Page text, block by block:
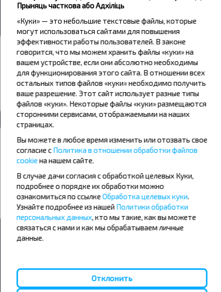
Старые Дороги → Стар Дороги
Аўтавакзалы і прыпынкі
Стар Дороги АГ
Стар Дороги АГ-1
Стар Дороги АГ-2
Усе аўтавакзалы Стар Дороги
Жадаеце падарожнічаць танней?
Не прапусці спецыяльныя акцыі, зніжкі і іншыя цікавыя
прапановы INFOBUS. Падпішыся на атрыманне навін і
Падпісацц
Папулярныя аўтобусныя
напрамкі
Прыняць часткова або Адхіліць
«Куки» — это небольшие текстовые файлы, которые
могут использоваться сайтами для повышения
эффективности работы пользователей. В законе
говорится, что мы можем хранить файлы «куки» на
вашем устройстве, если они абсолютно необходимы
для функционирования этого сайта. В отношении всех
остальных типов файлов «куки» необходимо получить
ваше разрешение. Этот сайт использует разные типы
файлов «куки». Некоторые файлы «куки» размещаются
сторонними сервисами, отображаемыми на наших
страницах.
Вы можете в любое время изменить или отозвать свое
согласие сПолитика в отношении обработки файлов
cookieна нашем сайте.
В случае дачи согласия с обработкой целевых Куки,
подробнее о порядке их обработки можно
ознакомиться по ссылкеОбработка целевых куки
Узнайте подробнее из нашей Политики обработки
персональных данных , кто мы такие, как вы можете
связаться с нами и как мы обрабатываем личные
данные.
Отклонить